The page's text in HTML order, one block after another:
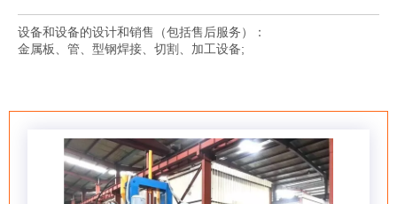
设备和设备的设计和销售（包括售后服务）：
金属板、管、型钢焊接、切割、加工设备;